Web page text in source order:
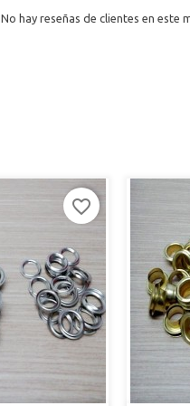
No hay reseñas de clientes en este
favorite_border